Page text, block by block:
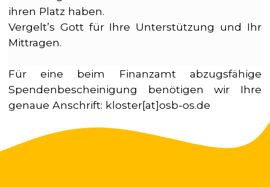
ihren Platz haben.
Vergelt’s Gott für Ihre Unterstützung und Ihr
Mittragen.
Für eine beim Finanzamt abzugsfähige
Spendenbescheinigung benötigen wir Ihre
genaue Anschrift: kloster[at]osb-os.de